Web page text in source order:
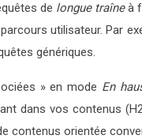
de longue traîneà
utilisateur. Par
génériques.
» en mode En
dans vos contenus
contenus orientée